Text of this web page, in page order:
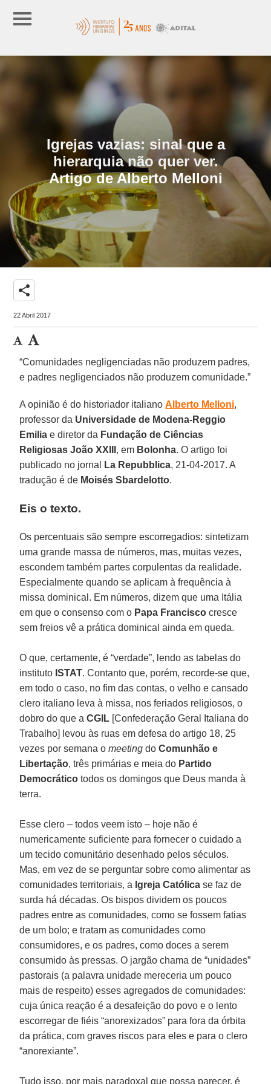
Igrejas vazias: sinal que a
hierarquia não quer ver.
Artigo de Alberto Melloni
share
22 Abril 2017
“Comunidades negligenciadas não produzem padres,
e padres negligenciados não produzem comunidade.”
A opinião é do historiador italianoAlberto Melloni,
professor da Universidade de Modena-Reggio
Emilia e diretor da Fundação de Ciências
Religiosas João XXIII , em Bolonha. O artigo foi
publicado no jornal
La Repubblica, 21-04-2017. A
tradução é de Moisés Sbardelotto.
Eis o texto.
Os percentuais são sempre escorregadios: sintetizam
uma grande massa de números, mas, muitas vezes,
escondem também partes corpulentas da realidade.
Especialmente quando se aplicam à frequência à
missa dominical. Em números, dizem que uma Itália
em que o consenso com o Papa Francisco cresce
sem freios vê a prática dominical ainda em queda.
O que, certamente, é “verdade”, lendo as tabelas do
instituto ISTAT. Contanto que, porém, recorde-se que,
em todo o caso, no fim das contas, o velho e cansado
clero italiano leva à missa, nos feriados religiosos, o
dobro do que aCGIL [Confederação Geral Italiana do
Trabalho] levou às ruas em defesa do artigo 18, 25
vezes por semana omeeting doComunhão e
Libertação, três primárias e meia do Partido
Democrático todos os domingos que Deus manda à
terra.
Esse clero – todos veem isto – hoje não é
numericamente suficiente para fornecer o cuidado a
um tecido comunitário desenhado pelos séculos.
Mas, em vez de se perguntar sobre como alimentar as
comunidades territoriais, a Igreja Católica se faz de
surda há décadas. Os bispos dividem os poucos
padres entre as comunidades, como se fossem fatias
de um bolo; e tratam as comunidades como
consumidores, e os padres, como doces a serem
consumido às pressas. O jargão chama de “unidades”
pastorais (a palavra unidade mereceria um pouco
mais de respeito) esses agregados de comunidades:
cuja única reação é a desafeição do povo e o lento
escorregar de fiéis “anorexizados” para fora da órbita
da prática, com graves riscos para eles e para o clero
“anorexiante”.
Tudo isso, por mais paradoxal que possa parecer, é